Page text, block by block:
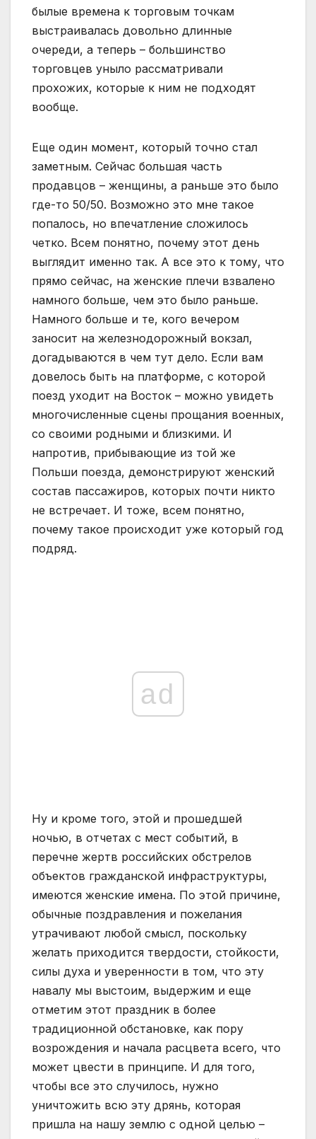
былые времена к торговым точкам
выстраивалась довольно длинные
очереди, а теперь – большинство
торговцев уныло рассматривали
прохожих, которые к ним не подходят
вообще.
Еще один момент, который точно стал
заметным. Сейчас большая часть
продавцов – женщины, а раньше это было
где-то 50/50. Возможно это мне такое
попалось, но впечатление сложилось
четко. Всем понятно, почему этот день
выглядит именно так. А все это к тому, что
прямо сейчас, на женские плечи взвалено
намного больше, чем это было раньше.
Намного больше и те, кого вечером
заносит на железнодорожный вокзал,
догадываются в чем тут дело. Если вам
довелось быть на платформе, с которой
поезд уходит на Восток – можно увидеть
многочисленные сцены прощания военных,
со своими родными и близкими. И
напротив, прибывающие из той же
Польши поезда, демонстрируют женский
состав пассажиров, которых почти никто
не встречает. И тоже, всем понятно,
почему такое происходит уже который год
подряд.
ad
Ну и кроме того, этой и прошедшей
ночью, в отчетах с мест событий, в
перечне жертв российских обстрелов
объектов гражданской инфраструктуры,
имеются женские имена. По этой причине,
обычные поздравления и пожелания
утрачивают любой смысл, поскольку
желать приходится твердости, стойкости,
силы духа и уверенности в том, что эту
навалу мы выстоим, выдержим и еще
отметим этот праздник в более
традиционной обстановке, как пору
возрождения и начала расцвета всего, что
может цвести в принципе. И для того,
чтобы все это случилось, нужно
уничтожить всю эту дрянь, которая
пришла на нашу землю с одной целью –